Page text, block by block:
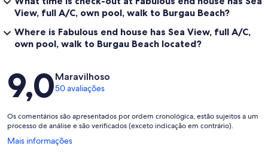
View, full A/C, own pool, walk to Burgau Beach?
Where is Fabulous end house has Sea View, full A/C,
own pool, walk to Burgau Beach located?
Avaliações
9,0Maravilhoso
50 avaliações
Os comentários são apresentados por ordem cronológica, estão sujeitos a um
processo de análise e são verificados (exceto indicação em contrário).
Mais informações
Abre